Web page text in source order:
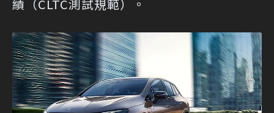
績（CLTC測試規範）。